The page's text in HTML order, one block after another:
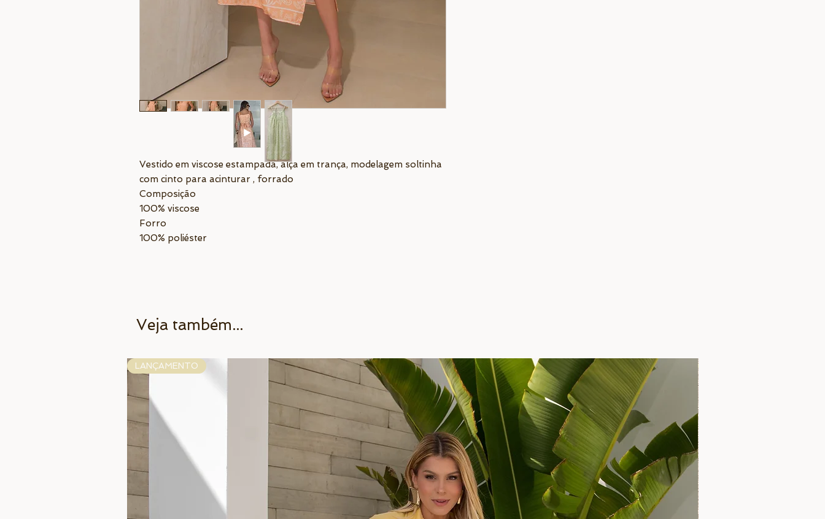
Vestido em viscose estampada, alça em trança, modelagem soltinha
com cinto para acinturar , forrado
Composição
100% viscose
Forro
100% poliéster
Veja também...
LANÇAMENTO